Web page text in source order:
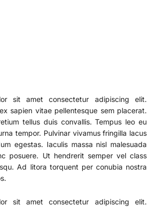
sit amet consectetur adipiscing elit.
sapien vitae pellentesque sem placerat.
tellus duis convallis. Tempus leo eu
tempor. Pulvinar vivamus fringilla lacus
egestas. Iaculis massa nisl malesuada
posuere. Ut hendrerit semper vel class
Ad litora torquent per conubia nostra
sit amet consectetur adipiscing elit.